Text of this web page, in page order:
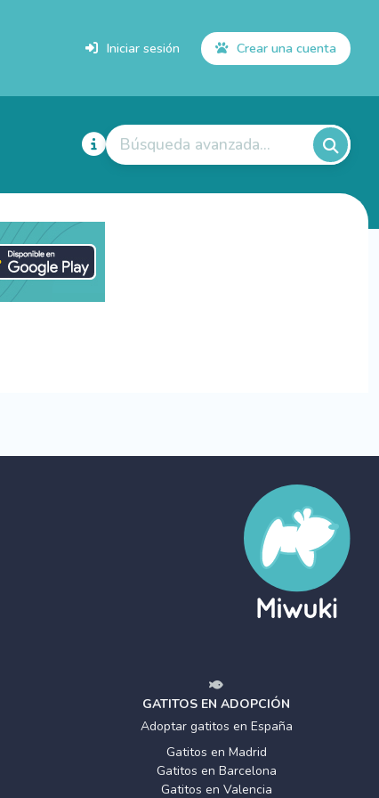
Iniciar sesión Crear una cuenta
Búsqueda avanzada...
GATITOS EN ADOPCIÓN
Adoptar gatitos en España
Gatitos en Madrid
Gatitos en Barcelona
Gatitos en Valencia